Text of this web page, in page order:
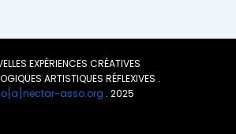
EXPÉRIENCES CRÉATIVES
ARTISTIQUES RÉFLEXIVES .
asso.org . 2025